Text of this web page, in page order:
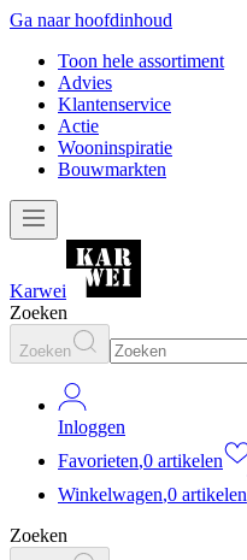
Ga naar hoofdinhoud
Toon hele assortiment
Advies
Klantenservice
Actie
Wooninspiratie
Bouwmarkten
Karwei
Zoeken
Zoeken
Inloggen
Favorieten,0 artikelen
Winkelwagen,0 artikelen
Zoeken